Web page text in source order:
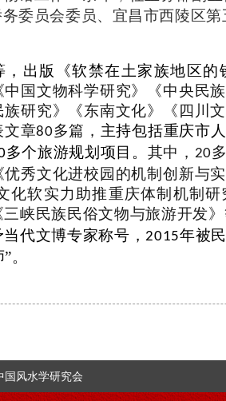
委员会委员、宜昌市西陵区
出版《软禁在土家族地区
中国文物科学研究》《中央民
研究》《东南文化》《四川
文章80多篇， 主持包括重庆市
多个旅游规划项目。 其中， 20
秀文化进校园的机制创新与
软实力助推重庆体制机制研
峡民族民俗文物与旅游开发》
代文博专家称号， 2015年被
。
国风水学研究会